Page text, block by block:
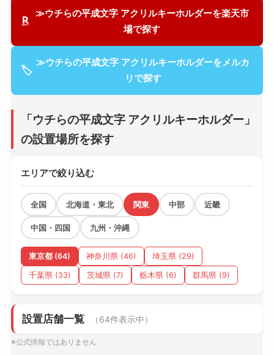
≫ウチらの平成文字 アクリルキーホルダーを楽天市
場で探す
🏷
≫ウチらの平成文字 アクリルキーホルダーをメルカ
リで探す
「ウチらの平成文字 アクリルキーホルダー」
の設置場所を探す
エリアで絞り込む
全国 北海道・東北 関東 中部 近畿
中国・四国 九州・沖縄
東京都 (64) 神奈川県 (46) 埼玉県 (29)
千葉県 (33) 茨城県 (7) 栃木県 (6) 群馬県 (9)
設置店舗一覧 （64件表示中）
※公式情報ではありません